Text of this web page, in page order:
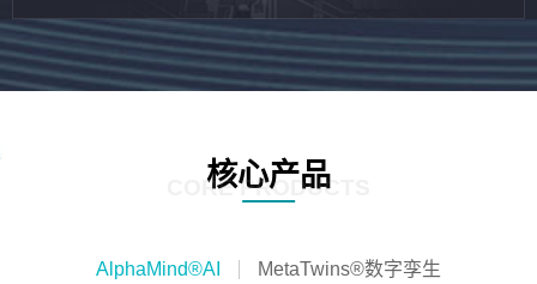
核心产品
CORE PRODUCTS
AlphaMind®AI MetaTwins®数字孪生